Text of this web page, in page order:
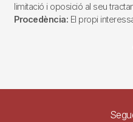
limitació i oposició al seu
Procedència: El propi